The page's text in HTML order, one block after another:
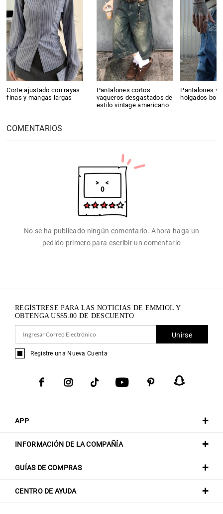
Corte ajustado con rayas
finas y mangas largas
Pantalones cortos
vaqueros desgastados de
estilo vintage americano
Pantalones
holgados
COMENTARIOS
No se ha publicado ningún comentario. Ahora haga un
pedido primero para escribir un comentario
APP
INFORMACIÓN DE LA COMPAÑÍA
GUÍAS DE COMPRAS
CENTRO DE AYUDA
REGÍSTRESE PARA LAS NOTICIAS DE EMMIOL Y
OBTENGAUS$5.00 DE DESCUENTO
Unirse
Registre una Nueva Cuenta